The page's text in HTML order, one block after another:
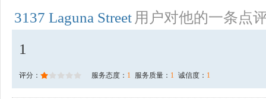
3137 Laguna Street 用户对他的一条点
1
评分： 服务态度： 1 服务质量： 1 诚信度： 1